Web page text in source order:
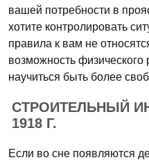
вашей потребности в
хотите контролировать
правила к вам не
возможность
научиться быть более
СТРОИТЕЛЬНЫЙ
1918 Г.
Если во сне появляются